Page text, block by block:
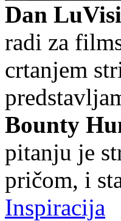
Dan LuVisi
radi za
crtanjem
Bounty
pitanju je
pričom, i
Inspiracija